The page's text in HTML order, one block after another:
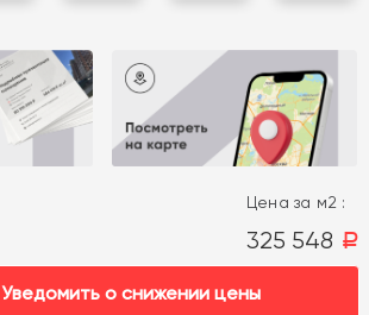
Цена за м2 :
325 548 a
Уведомить о снижении цены